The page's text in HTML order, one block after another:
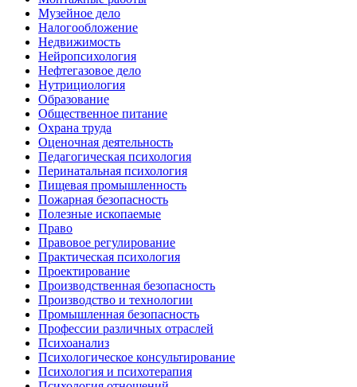
Музейное дело
Налогообложение
Недвижимость
Нейропсихология
Нефтегазовое дело
Нутрициология
Образование
Общественное питание
Охрана труда
Оценочная деятельность
Педагогическая психология
Перинатальная психология
Пищевая промышленность
Пожарная безопасность
Полезные ископаемые
Право
Правовое регулирование
Практическая психология
Проектирование
Производственная безопасность
Производство и технологии
Промышленная безопасность
Профессии различных отраслей
Психоанализ
Психологическое консультирование
Психология и психотерапия